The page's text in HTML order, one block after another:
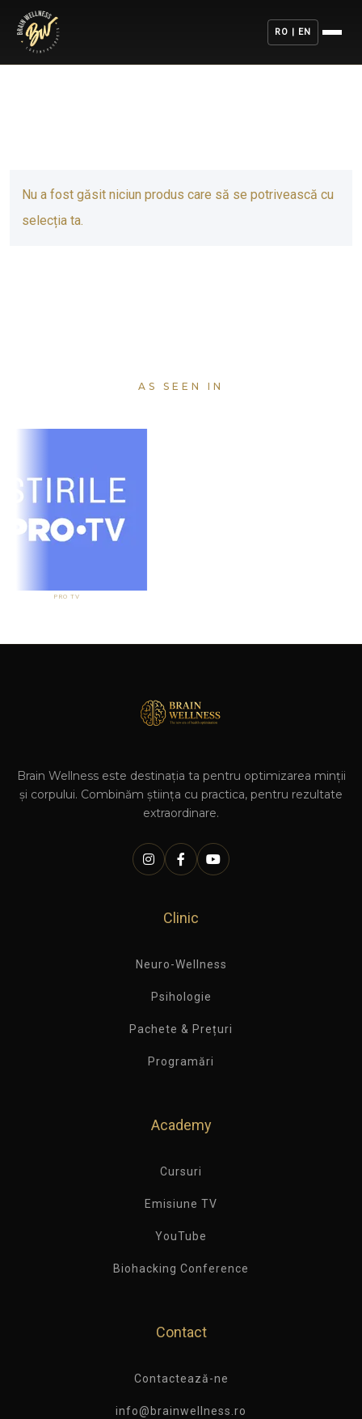
RO | EN
Nu a fost găsit niciun produs care să se potrivească cu
selecția ta.
AS SEEN IN
Brain Wellness este destinația ta pentru optimizarea minții
și corpului. Combinăm știința cu practica, pentru rezultate
extraordinare.
Clinic
Neuro-Wellness
Psihologie
Pachete & Prețuri
Programări
Academy
Cursuri
Emisiune TV
YouTube
Biohacking Conference
Contact
Contactează-ne
info@brainwellness.ro